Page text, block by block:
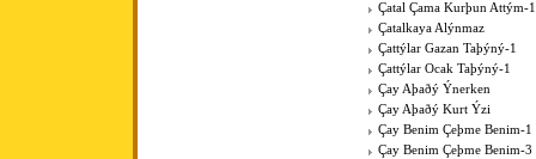
Çatal Çama Kurþun Attým-1
Çatalkaya Alýnmaz
Çattýlar Gazan Taþýný-1
Çattýlar Ocak Taþýný-1
Çay Aþaðý Ýnerken
Çay Aþaðý Kurt Ýzi
Çay Benim Çeþme Benim-1
Çay Benim Çeþme Benim-3